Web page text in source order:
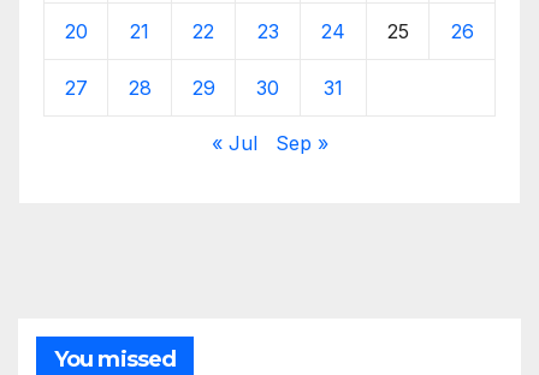
20 21 22 23 24 25 26
27 28 29 30 31
« Jul Sep »
You missed